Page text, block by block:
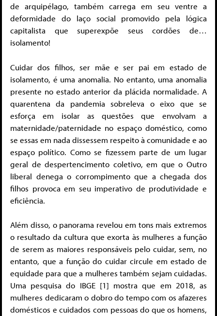
de arquipélago, também carrega em seu ventre a
deformidade do laço social promovido pela lógica
capitalista que superexpõe seus cordões de…
isolamento!
Cuidar dos filhos, ser mãe e ser pai em estado de
isolamento, é uma anomalia. No entanto, uma anomalia
presente no estado anterior da plácida normalidade. A
quarentena da pandemia sobreleva o eixo que se
esforça em isolar as questões que envolvam a
maternidade/paternidade no espaço doméstico, como
se essas em nada dissessem respeito à comunidade e ao
espaço político. Como se fizessem parte de um lugar
geral de despertencimento coletivo, em que o Outro
liberal denega o corrompimento que a chegada dos
filhos provoca em seu imperativo de produtividade e
eficiência.
Além disso, o panorama revelou em tons mais extremos
o resultado da cultura que exorta às mulheres a função
de serem as maiores responsáveis pelo cuidar, sem, no
entanto, que a função do cuidar circule em estado de
equidade para que a mulheres também sejam cuidadas.
Uma pesquisa do IBGE [1] mostra que em 2018, as
mulheres dedicaram o dobro do tempo com os afazeres
domésticos e cuidados com pessoas do que os homens,